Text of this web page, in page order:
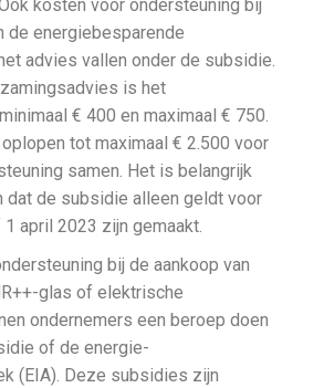
kosten voor ondersteuning bij
de energiebesparende
advies vallen onder de subsidie.
is het
€ 400 en maximaal € 750.
tot maximaal € 2.500 voor
samen. Het is belangrijk
dat de subsidie alleen geldt voor
april 2023 zijn gemaakt.
bij de aankoop van
glas of elektrische
ondernemers een beroep doen
of de energie-
(EIA). Deze subsidies zijn